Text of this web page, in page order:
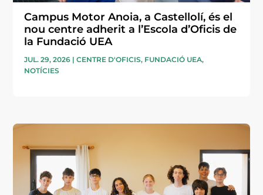
Campus Motor Anoia, a Castellolí, és el
nou centre adherit a l’Escola d’Oficis de
la Fundació UEA
JUL. 29, 2026 |CENTRE D'OFICIS, FUNDACIÓ UEA,
NOTÍCIES